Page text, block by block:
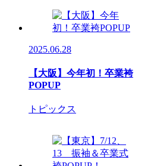
2025.06.28
【大阪】今年初！卒業袴
POPUP
トピックス